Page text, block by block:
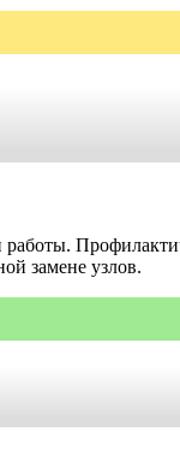
замене узлов.